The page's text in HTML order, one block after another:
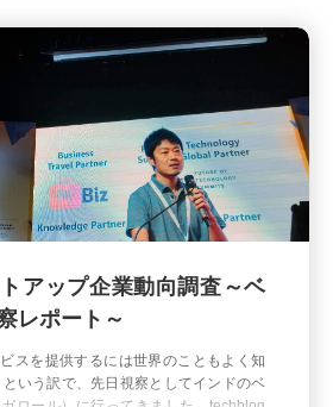
アップ企業動向調査～ベ
レポート～
スを提供するには世界のこともよく知
いう訳で、先日視察としてインドのベ